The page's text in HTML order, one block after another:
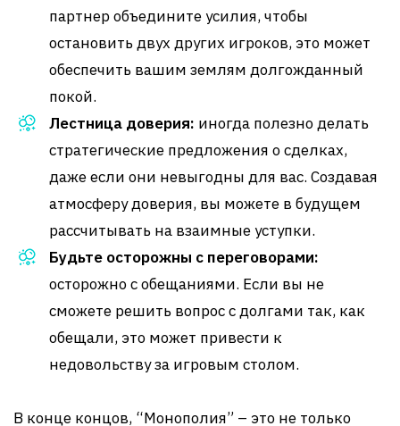
партнер объедините усилия, чтобы
остановить двух других игроков, это может
обеспечить вашим землям долгожданный
покой.
Лестница доверия: иногда полезно делать
стратегические предложения о сделках,
даже если они невыгодны для вас. Создавая
атмосферу доверия, вы можете в будущем
рассчитывать на взаимные уступки.
Будьте осторожны с переговорами:
осторожно с обещаниями. Если вы не
сможете решить вопрос с долгами так, как
обещали, это может привести к
недовольству за игровым столом.
В конце концов, “Монополия” – это не только